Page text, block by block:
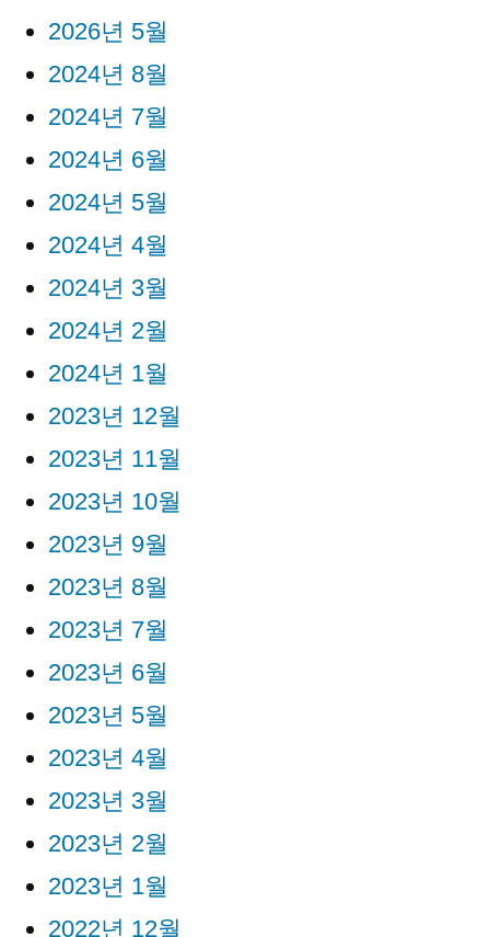
2026년 5월
2024년 8월
2024년 7월
2024년 6월
2024년 5월
2024년 4월
2024년 3월
2024년 2월
2024년 1월
2023년 12월
2023년 11월
2023년 10월
2023년 9월
2023년 8월
2023년 7월
2023년 6월
2023년 5월
2023년 4월
2023년 3월
2023년 2월
2023년 1월
2022년 12월